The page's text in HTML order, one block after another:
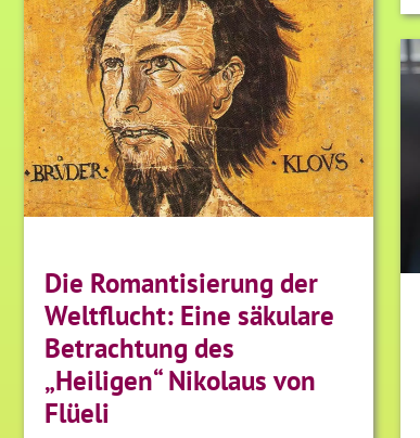
Die Romantisierung der
Weltflucht: Eine säkulare
Betrachtung des
„Heiligen“ Nikolaus von
Flüeli